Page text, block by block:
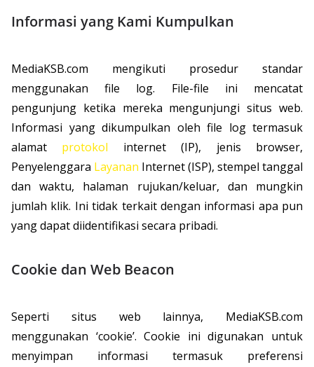
Informasi yang Kami Kumpulkan
MediaKSB.com mengikuti prosedur standar
menggunakan file log. File-file ini mencatat
pengunjung ketika mereka mengunjungi situs web.
Informasi yang dikumpulkan oleh file log termasuk
alamat protokol internet (IP), jenis browser,
Penyelenggara Layanan Internet (ISP), stempel tanggal
dan waktu, halaman rujukan/keluar, dan mungkin
jumlah klik. Ini tidak terkait dengan informasi apa pun
yang dapat diidentifikasi secara pribadi.
Cookie dan Web Beacon
Seperti situs web lainnya, MediaKSB.com
menggunakan ‘cookie’. Cookie ini digunakan untuk
menyimpan informasi termasuk preferensi